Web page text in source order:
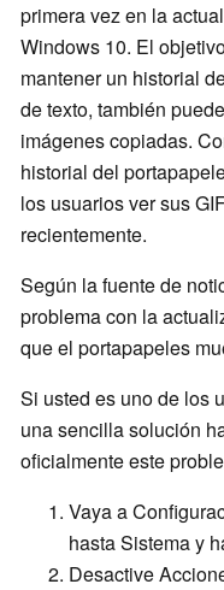
primera vez en la
Windows 10. El
mantener un historial
de texto, también
imágenes copiadas.
historial del
los usuarios ver sus
recientemente.
Según la fuente de
problema con la
que el portapapeles
Si usted es uno de los
una sencilla solución
oficialmente este
Vaya a
hasta Sistema y
Desactive